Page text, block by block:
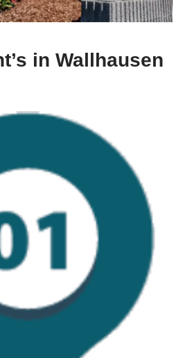
in Wallhausen